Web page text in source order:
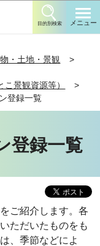
目的別検索 メニュー
・土地・景観
景観資源等）
登録一覧
登録一覧
ご紹介します。各
ただいたものをも
、季節などによ